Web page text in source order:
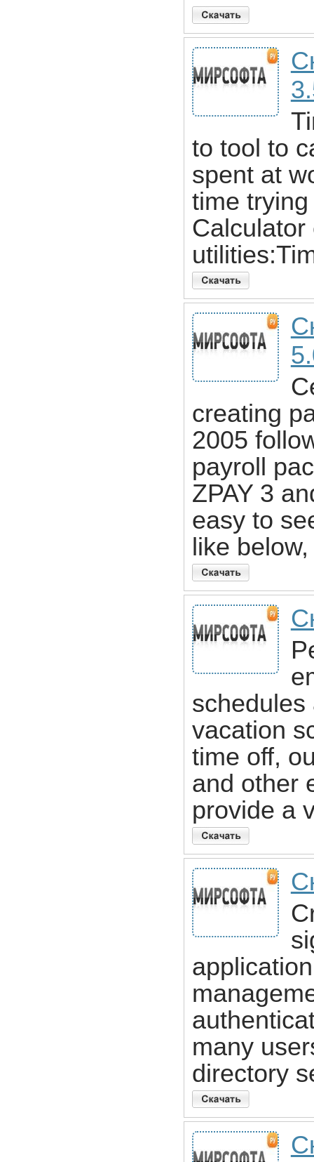
to tool to
spent at
time
Calculator
creating
2005
payroll
ZPAY 3
easy to
like
schedules
vacation
time off,
and other
provide a
many
directory